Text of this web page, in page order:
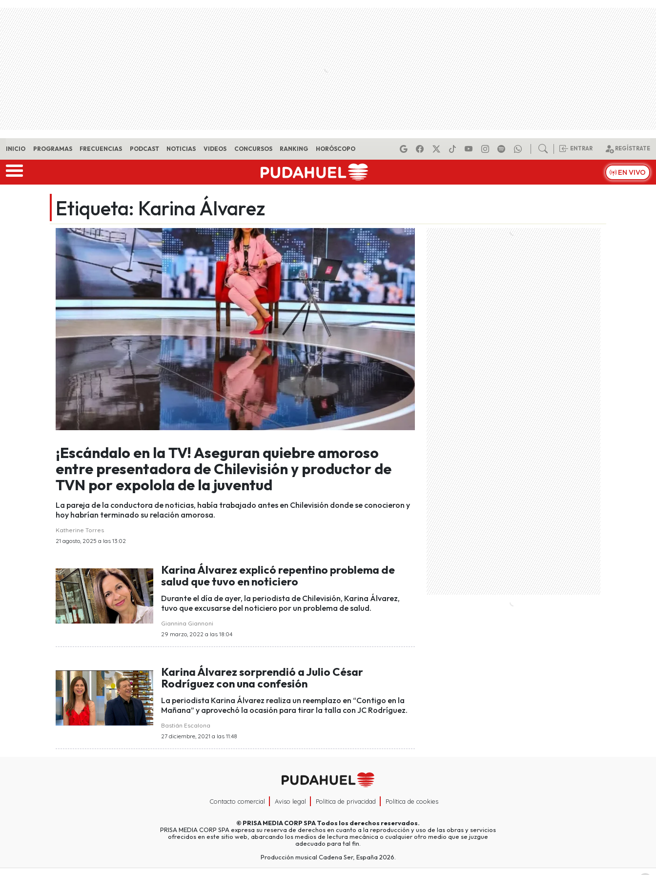
Skip to main content
INICIO PROGRAMAS FRECUENCIAS PODCAST NOTICIAS VIDEOS CONCURSOS RANKING HORÓSCOPO ENTRAR REGÍSTRATE
EN VIVO
Etiqueta: Karina Álvarez
¡Escándalo en la TV! Aseguran quiebre amoroso
entre presentadora de Chilevisión y productor de
TVN por expolola de la juventud
La pareja de la conductora de noticias, había trabajado antes en Chilevisión donde se conocieron y
hoy habrían terminado su relación amorosa.
Katherine Torres
21 agosto, 2025 a las 13:02
Karina Álvarez explicó repentino problema de
salud que tuvo en noticiero
Durante el día de ayer, la periodista de Chilevisión, Karina Álvarez,
tuvo que excusarse del noticiero por un problema de salud.
Giannina Giannoni
29 marzo, 2022 a las 18:04
Karina Álvarez sorprendió a Julio César
Rodríguez con una confesión
La periodista Karina Álvarez realiza un reemplazo en “Contigo en la
Mañana” y aprovechó la ocasión para tirar la talla con JC Rodríguez.
Bastián Escalona
27 diciembre, 2021 a las 11:48
Contacto comercial Aviso legal Política de privacidad Política de cookies
© PRISA MEDIA CORP SPATodos los derechos reservados.
PRISA MEDIA CORP SPA expresa su reserva de derechos en cuanto a la reproducción y uso de las obras y servicios
ofrecidos en este sitio web, abarcando los medios de lectura mecánica o cualquier otro medio que se juzgue
adecuado para tal fin.
Producción musical Cadena Ser, España 2026.